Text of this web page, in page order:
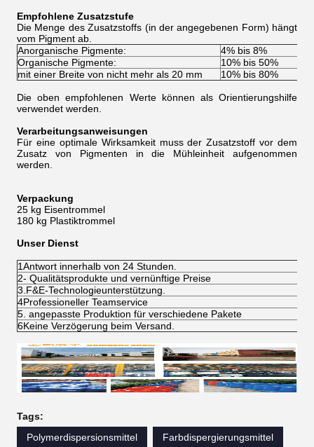
Empfohlene Zusatzstufe
Die Menge des Zusatzstoffs (in der angegebenen Form) hängt
vom Pigment ab.
Anorganische Pigmente:
4% bis 8%
Organische Pigmente:
10% bis 50%
mit einer Breite von nicht mehr als 20 mm
10% bis 80%
Die oben empfohlenen Werte können als Orientierungshilfe
verwendet werden.
Verarbeitungsanweisungen
Für eine optimale Wirksamkeit muss der Zusatzstoff vor dem
Zusatz von Pigmenten in die Mühleinheit aufgenommen
werden.
Verpackung
25 kg Eisentrommel
180 kg Plastiktrommel
Unser Dienst
1Antwort innerhalb von 24 Stunden.
2- Qualitätsprodukte und vernünftige Preise
3.F&E-Technologieunterstützung.
4Professioneller Teamservice
5. angepasste Produktion für verschiedene Pakete
6Keine Verzögerung beim Versand.
Tags:
Polymerdispersionsmittel
Farbdispergierungsmittel